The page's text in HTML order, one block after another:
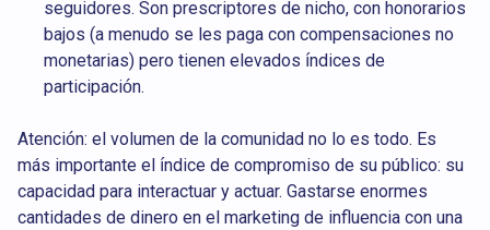
seguidores. Son prescriptores de nicho, con honorarios
bajos (a menudo se les paga con compensaciones no
monetarias) pero tienen elevados índices de
participación.
Atención: el volumen de la comunidad no lo es todo. Es
más importante el índice de compromiso de su público: su
capacidad para interactuar y actuar. Gastarse enormes
cantidades de dinero en el marketing de influencia con una